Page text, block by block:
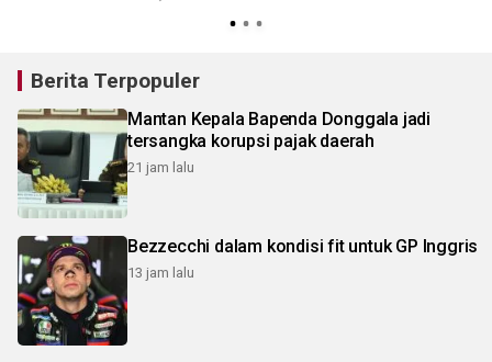
Berita Terpopuler
Mantan Kepala Bapenda Donggala jadi
tersangka korupsi pajak daerah
21 jam lalu
Bezzecchi dalam kondisi fit untuk GP Inggris
13 jam lalu